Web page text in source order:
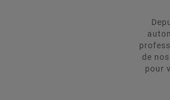
de
pour